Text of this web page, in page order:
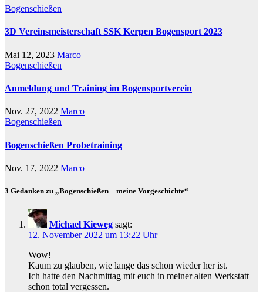
Bogenschießen
3D Vereinsmeisterschaft SSK Kerpen Bogensport 2023
Mai 12, 2023 Marco
Bogenschießen
Anmeldung und Training im Bogensportverein
Nov. 27, 2022 Marco
Bogenschießen
Bogenschießen Probetraining
Nov. 17, 2022 Marco
3 Gedanken zu „Bogenschießen – meine Vorgeschichte“
Michael Kieweg sagt:
12. November 2022 um 13:22 Uhr
Wow!
Kaum zu glauben, wie lange das schon wieder her ist.
Ich hatte den Nachmittag mit euch in meiner alten Werkstatt
schon total vergessen.